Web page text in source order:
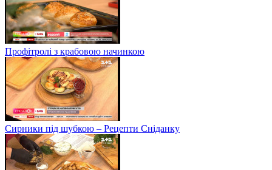
Профітролі з крабовою начинкою
Сирники під шубкою – Рецепти Сніданку